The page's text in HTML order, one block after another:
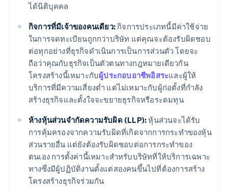
ได้นิติบุคคล
กิจการที่มีเจ้าของคนเดียว: กิจการประเภทนี้มีค่าใช้จ่าย
ในการจดทะเบียนถูกกว่าบริษัท แต่คุณจะต้องรับผิดชอบ
ต่อทุกอย่างที่ธุรกิจดำเนินการเป็นการส่วนตัว โดยจะ
ถือว่าคุณกับธุรกิจเป็นตัวตนทางกฎหมายเดียวกัน
โครงสร้างนี้เหมาะกับผู้ประกอบอาชีพอิสระและผู้ให้
บริการที่มีความเสี่ยงต่ำ แต่ไม่เหมาะกับผู้ก่อตั้งที่กำลัง
สร้างธุรกิจและตั้งใจจะขยายธุรกิจหรือระดมทุน
ห้างหุ้นส่วนจำกัดความรับผิด (LLP):หุ้นส่วนจะได้รับ
การคุ้มครองจากความรับผิดที่เกิดจากการกระทำของหุ้น
ส่วนรายอื่น แต่ยังต้องรับผิดชอบต่อการกระทำของ
ตนเอง การตั้งค่านี้เหมาะสำหรับบริษัทที่ให้บริการเฉพาะ
ทางซึ่งมีผู้ปฏิบัติงานตั้งแต่สองคนขึ้นไปที่ต้องการสร้าง
โครงสร้างธุรกิจร่วมกัน